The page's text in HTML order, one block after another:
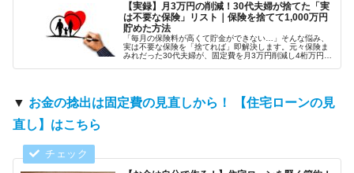
【実録】月3万円の削減！30代夫婦が捨てた「実
は不要な保険」リスト｜保険を捨てて1,000万円
貯めた方法
「毎月の保険料が高くて貯金ができない…」そんな悩み、
実は不要な保険を「捨てれば」即解決します。元々保険ま
みれだった30代夫婦が、固定費を月3万円削減し4桁万円の
▼ お金の捻出は固定費の見直しから！ 【住宅ローンの見
直し】はこちら